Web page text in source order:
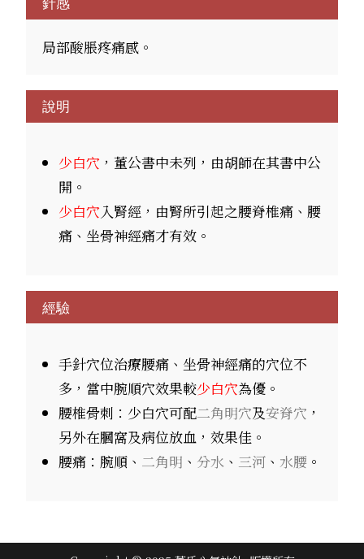
局部酸脹疼痛感。
說明
少白穴 ，董公書中未列，由胡師在其書中公
開。
少白穴入腎經，由腎所引起之腰脊椎痛、腰
痛、坐骨神經痛才有效。
經驗
手針穴位治療腰痛、坐骨神經痛的穴位不
多，當中腕順穴效果較少白穴為優。
腰椎骨刺：少白穴可配二角明穴及安脊穴 ，
另外在膕窩及病位放血，效果佳。
腰痛：腕順、 二角明 、 分水、 三河、 水腰。